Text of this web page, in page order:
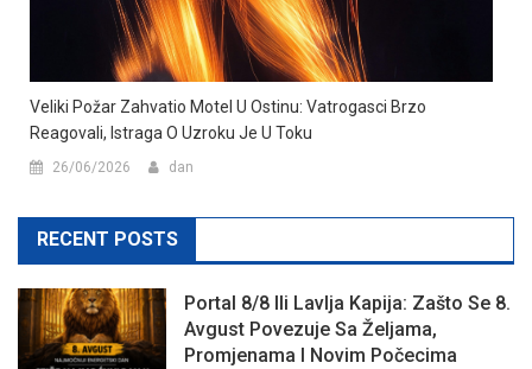
Veliki Požar Zahvatio Motel U Ostinu: Vatrogasci Brzo
Reagovali, Istraga O Uzroku Je U Toku
26/06/2026 dan
RECENT POSTS
Portal 8/8 Ili Lavlja Kapija: Zašto Se 8.
Avgust Povezuje Sa Željama,
Promjenama I Novim Počecima